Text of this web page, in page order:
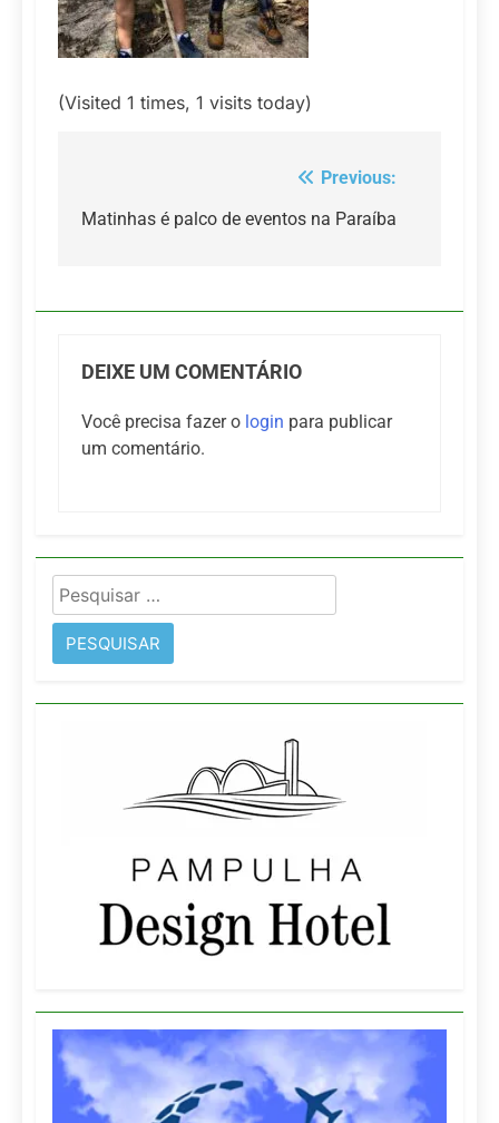
(Visited 1 times, 1 visits today)
de
Previous:
Matinhas é palco de eventos na Paraíba
DEIXE UM COMENTÁRIO
Você precisa fazer o login para publicar
um comentário.
Pesquisar
por: